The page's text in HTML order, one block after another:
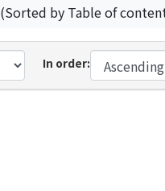
by Table of
In order: